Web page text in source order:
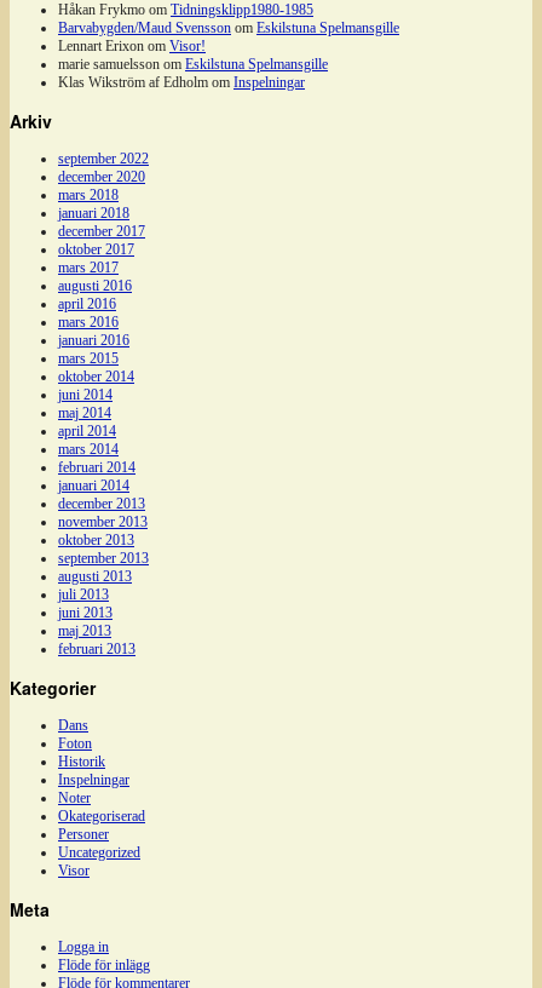
Håkan Frykmo om Tidningsklipp1980-1985
Barvabygden/Maud Svensson om Eskilstuna Spelmansgille
Lennart Erixon om Visor!
marie samuelsson om Eskilstuna Spelmansgille
Klas Wikström af Edholm om Inspelningar
Arkiv
september 2022
december 2020
mars 2018
januari 2018
december 2017
oktober 2017
mars 2017
augusti 2016
april 2016
mars 2016
januari 2016
mars 2015
oktober 2014
juni 2014
maj 2014
april 2014
mars 2014
februari 2014
januari 2014
december 2013
november 2013
oktober 2013
september 2013
augusti 2013
juli 2013
juni 2013
maj 2013
februari 2013
Kategorier
Dans
Foton
Historik
Inspelningar
Noter
Okategoriserad
Personer
Uncategorized
Visor
Meta
Logga in
Flöde för inlägg
Flöde för kommentarer